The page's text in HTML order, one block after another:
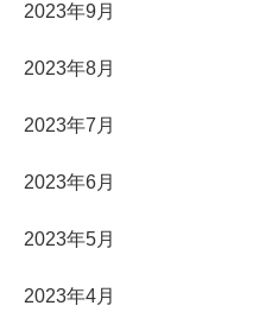
2023年9月
2023年8月
2023年7月
2023年6月
2023年5月
2023年4月